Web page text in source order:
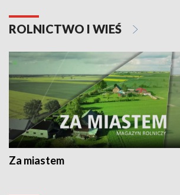
ROLNICTWO I WIEŚ
Za miastem